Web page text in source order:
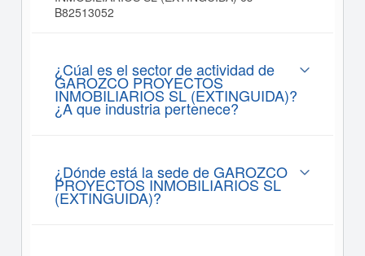
B82513052
¿Cúal es el sector de actividad de
GAROZCO PROYECTOS
INMOBILIARIOS SL (EXTINGUIDA)?
¿A que industria pertenece?
¿Dónde está la sede de GAROZCO
PROYECTOS INMOBILIARIOS SL
(EXTINGUIDA)?